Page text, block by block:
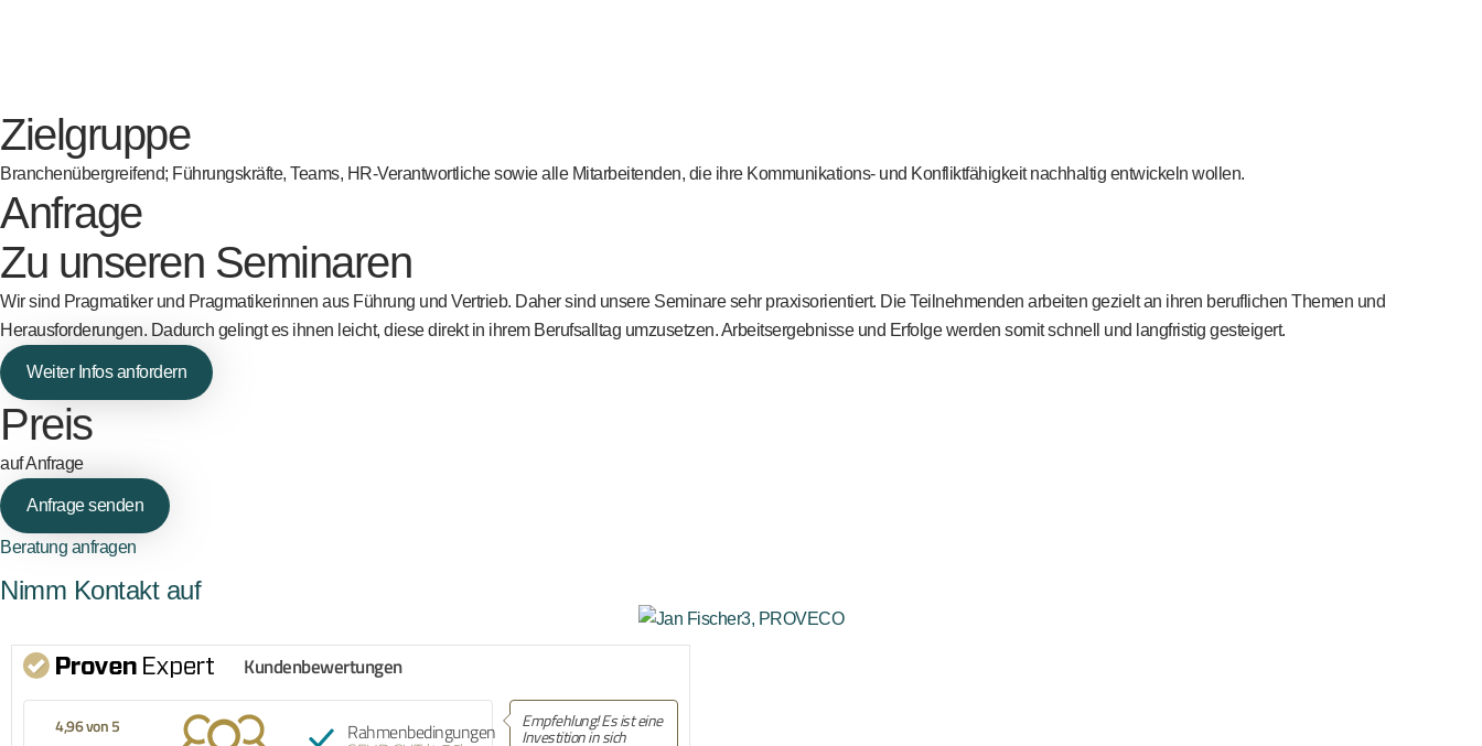
Zielgruppe
Branchenübergreifend; Führungskräfte, Teams, HR-Verantwortliche sowie alle Mitarbeitenden, die ihre Kommunikations- und Konfliktfähigkeit nachhaltig entwickeln wollen.
Anfrage
Zu unseren Seminaren
Wir sind Pragmatiker und Pragmatikerinnen aus Führung und Vertrieb. Daher sind unsere Seminare sehr praxisorientiert. Die Teilnehmenden arbeiten gezielt an ihren beruflichen Themen und
Herausforderungen. Dadurch gelingt es ihnen leicht, diese direkt in ihrem Berufsalltag umzusetzen. Arbeitsergebnisse und Erfolge werden somit schnell und langfristig gesteigert.
Weiter Infos anfordern
Preis
auf Anfrage
Anfrage senden
Beratung anfragen
Nimm Kontakt auf
Kundenbewertungen
4,96 von 5 RahmenbedingungenEmpfehlung! Es ist eine
Investition in sich
Empfehlung! Tanja war
einfach klasse.